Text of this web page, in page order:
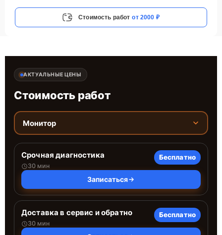
Стоимость работ от 2000 ₽
АКТУАЛЬНЫЕ ЦЕНЫ
Стоимость работ
Монитор
Срочная диагностика
30 мин
Бесплатно
Записаться
Доставка в сервис и обратно
30 мин
Бесплатно